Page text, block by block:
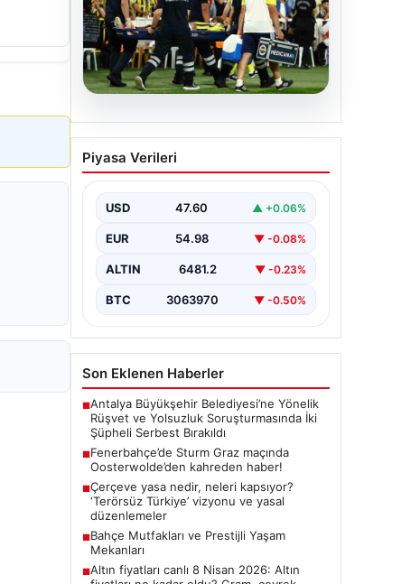
05.08.2026
Fenerbahçe’de Sturm
Graz maçında
kahreden haber!
Piyasa Verileri
USD 47.60 ▲ +0.06%
EUR 54.98 ▼ -0.08%
ALTIN 6481.2 ▼ -0.23%
BTC 3063970 ▼ -0.50%
Son Eklenen Haberler
■Antalya Büyükşehir Belediyesi’ne Yönelik
Rüşvet ve Yolsuzluk Soruşturmasında İki
Şüpheli Serbest Bırakıldı
■Fenerbahçe’de Sturm Graz maçında
Oosterwolde’den kahreden haber!
■Çerçeve yasa nedir, neleri kapsıyor?
‘Terörsüz Türkiye’ vizyonu ve yasal
düzenlemeler
■Bahçe Mutfakları ve Prestijli Yaşam
Mekanları
■Altın fiyatları canlı 8 Nisan 2026: Altın